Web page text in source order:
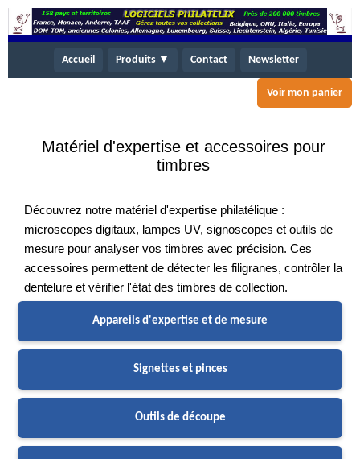
Accueil Produits ▼ Contact Newsletter
Voir mon panier
Matériel d'expertise et accessoires pour
timbres
Découvrez notre matériel d'expertise philatélique :
microscopes digitaux, lampes UV, signoscopes et outils de
mesure pour analyser vos timbres avec précision. Ces
accessoires permettent de détecter les filigranes, contrôler la
dentelure et vérifier l'état des timbres de collection.
Appareils d'expertise et de mesure
Signettes et pinces
Outils de découpe